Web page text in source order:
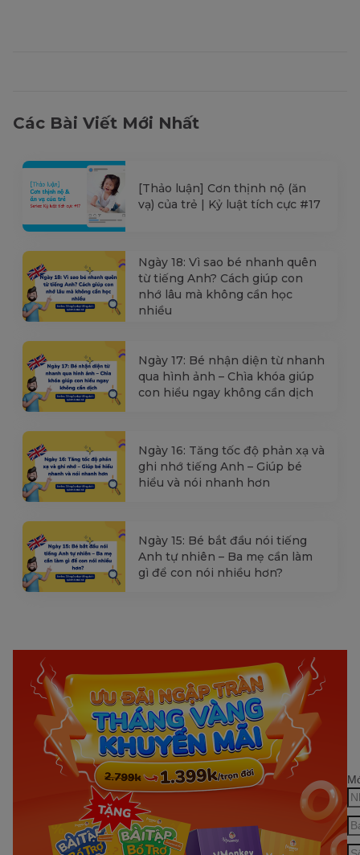
Các Bài Viết Mới Nhất
[Thảo luận] Cơn thịnh nộ (ăn
vạ) của trẻ | Kỷ luật tích cực #17
Ngày 18: Vì sao bé nhanh quên
từ tiếng Anh? Cách giúp con
nhớ lâu mà không cần học
nhiều
Ngày 17: Bé nhận diện từ nhanh
qua hình ảnh – Chìa khóa giúp
con hiểu ngay không cần dịch
Ngày 16: Tăng tốc độ phản xạ và
ghi nhớ tiếng Anh – Giúp bé
hiểu và nói nhanh hơn
Ngày 15: Bé bắt đầu nói tiếng
Anh tự nhiên – Ba mẹ cần làm
gì để con nói nhiều hơn?